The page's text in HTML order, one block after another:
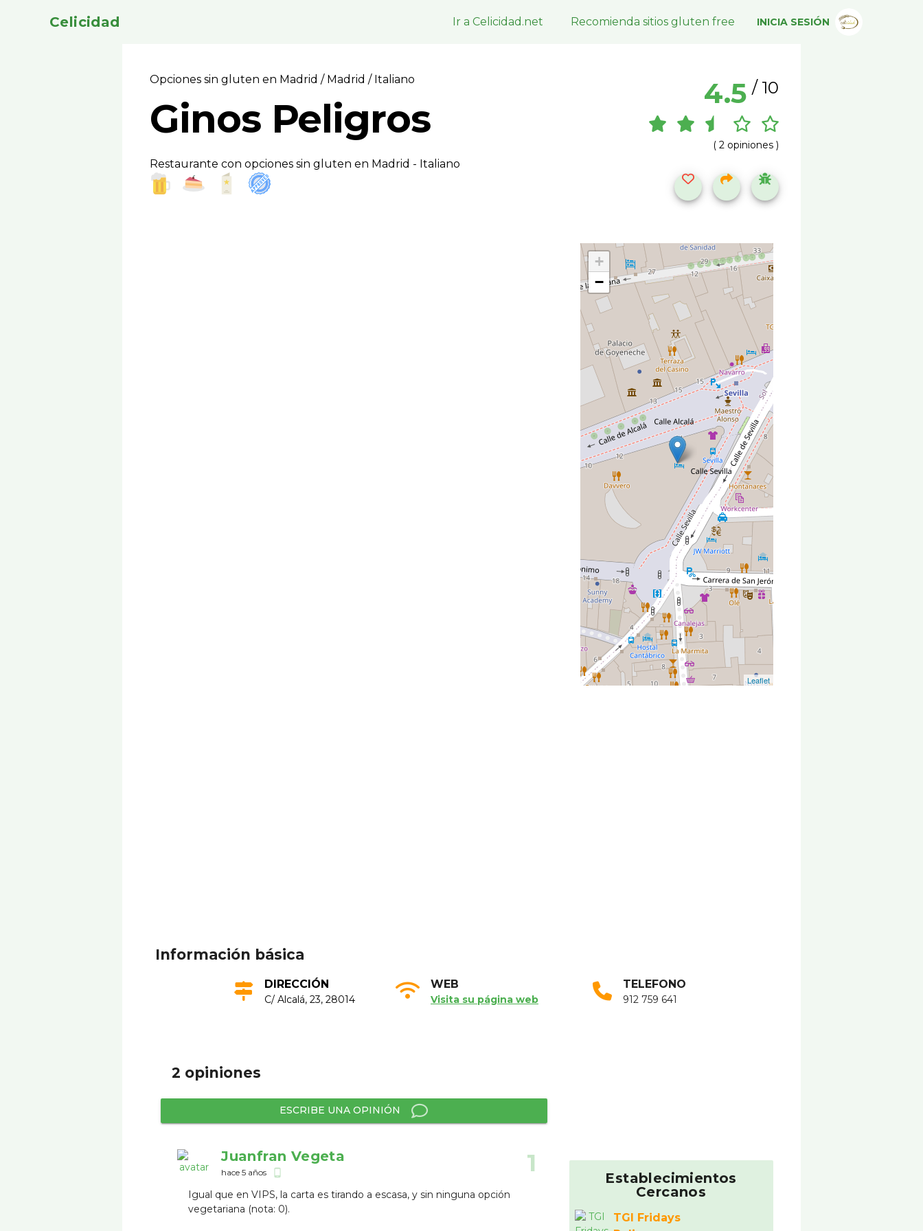
Celicidad Ir a Celicidad.net Recomienda sitios gluten free INICIA SESIÓN
Opciones sin gluten en Madrid/ Madrid / Italiano
Ginos Peligros
Restaurante con opciones sin gluten en Madrid - Italiano
4.5 / 10
( 2 opiniones )
+
−
Leaflet
Información básica
DIRECCIÓN
C/ Alcalá, 23, 28014
WEB
Visita su página web
TELEFONO
912 759 641
2 opiniones
ESCRIBE UNA OPINIÓN
Juanfran Vegeta
hace 5 años phone_android 1
Igual que en VIPS, la carta es tirando a escasa, y sin ninguna opción
vegetariana (nota: 0).
Establecimientos
Cercanos
TGI Fridays